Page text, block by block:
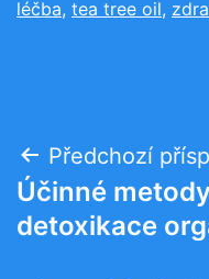
léčba, tea tree oil,
Navigace
pro
Předchozí
Účinné
detoxikace